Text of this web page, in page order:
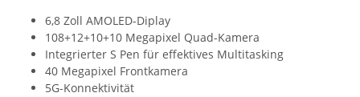
6,8 Zoll AMOLED-Diplay
108+12+10+10 Megapixel Quad-Kamera
Integrierter S Pen für effektives Multitasking
40 Megapixel Frontkamera
5G-Konnektivität